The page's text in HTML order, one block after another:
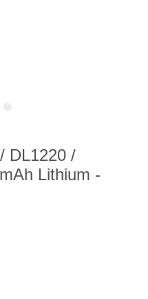
DL1220 /
Lithium -